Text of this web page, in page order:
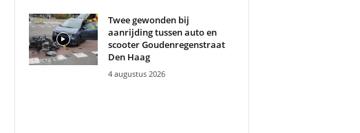
Twee gewonden bij
aanrijding tussen auto en
scooter Goudenregenstraat
Den Haag
4 augustus 2026